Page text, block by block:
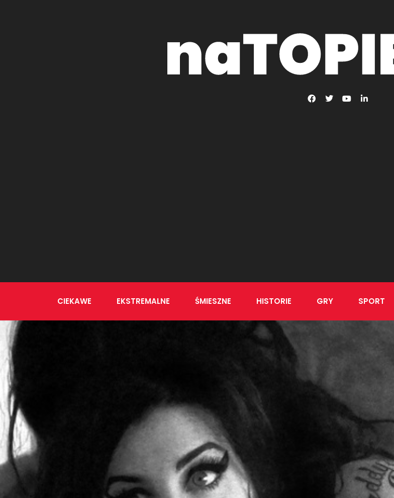
CIEKAWE EKSTREMALNE ŚMIESZNE HISTORIE GRY SPORT